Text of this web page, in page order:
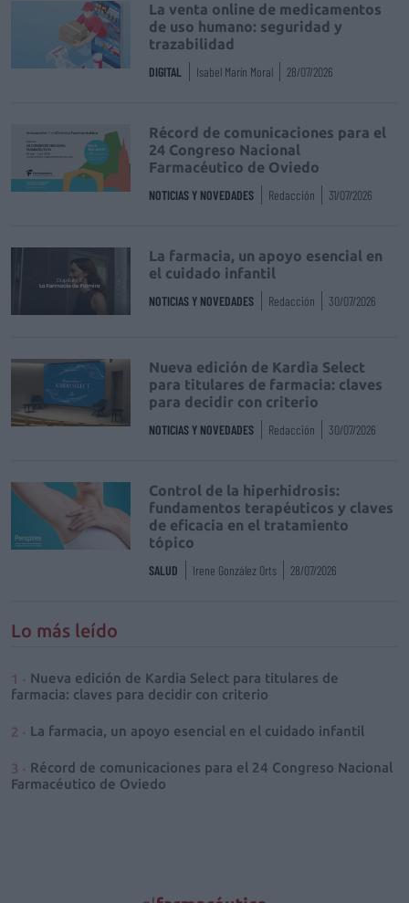
La venta online de medicamentos
de uso humano: seguridad y
trazabilidad
DIGITAL Isabel Marín Moral 28/07/2026
Récord de comunicaciones para el
24 Congreso Nacional
Farmacéutico de Oviedo
NOTICIAS Y NOVEDADES Redacción 31/07/2026
La farmacia, un apoyo esencial en
el cuidado infantil
NOTICIAS Y NOVEDADES Redacción 30/07/2026
Nueva edición de Kardia Select
para titulares de farmacia: claves
para decidir con criterio
NOTICIAS Y NOVEDADES Redacción 30/07/2026
Control de la hiperhidrosis:
fundamentos terapéuticos y claves
de eficacia en el tratamiento
tópico
SALUD Irene González Orts 28/07/2026
Lo más leído
Nueva edición de Kardia Select para titulares de
farmacia: claves para decidir con criterio
La farmacia, un apoyo esencial en el cuidado infantil
Récord de comunicaciones para el 24 Congreso Nacional
Farmacéutico de Oviedo